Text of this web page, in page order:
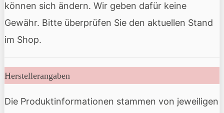
können sich ändern. Wir geben dafür keine
Gewähr. Bitte überprüfen Sie den aktuellen Stand
im Shop.
Herstellerangaben
Die Produktinformationen stammen von jeweiligen